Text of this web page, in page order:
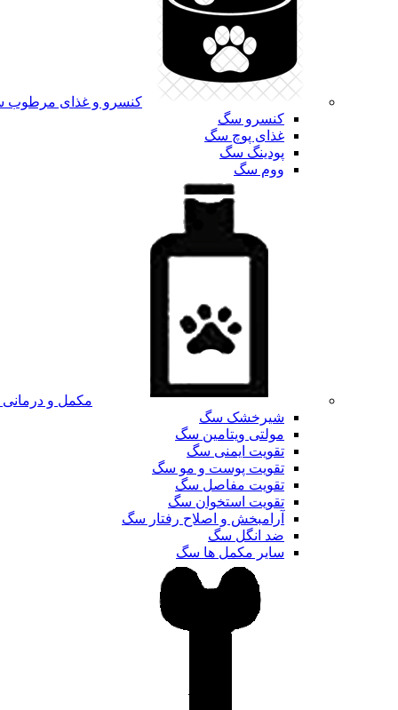
کنسرو و غذای
کنسرو سگ
غذای پوچ سگ
پودینگ سگ
ووم سگ
مکمل و
شیرخشک سگ
مولتی ویتامین سگ
تقویت ایمنی سگ
تقویت پوست و مو سگ
تقویت مفاصل سگ
تقویت استخوان سگ
آرامبخش و اصلاح رفتار سگ
ضد انگل سگ
سایر مکمل ها سگ